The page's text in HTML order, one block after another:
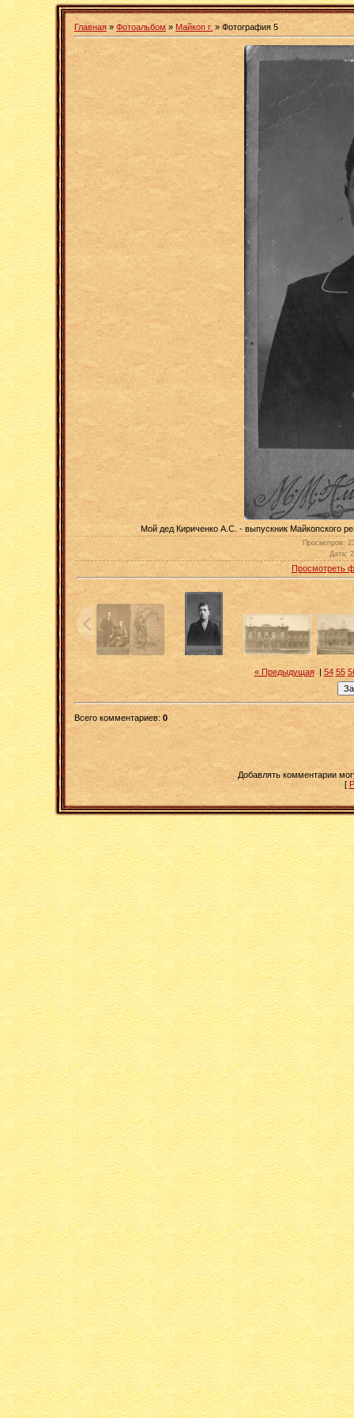
Главная » Фотоальбом» Майкоп г. » Фотография 5
Мой дед Кириченко А.С. - выпускник Майкопского
Просмотров:
Дата:
Просмотреть
« Предыдущая| 54 55
Всего комментариев: 0
Добавлять комментарии
[